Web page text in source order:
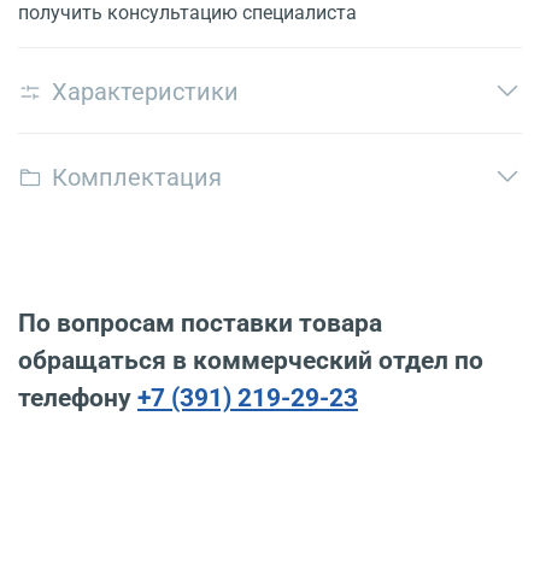
получить консультацию специалиста
Характеристики
Комплектация
По вопросам поставки товара
обращаться в коммерческий отдел по
телефону +7 (391) 219-29-23